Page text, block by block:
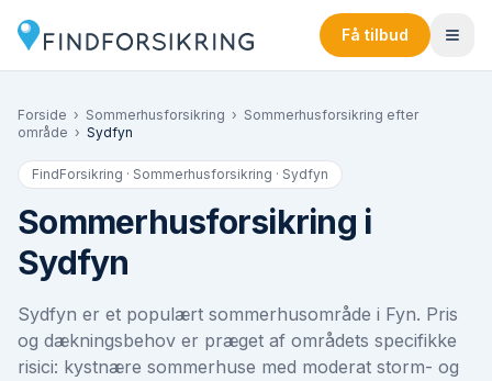
Få tilbud
Forside › Sommerhusforsikring › Sommerhusforsikring efter
område › Sydfyn
FindForsikring · Sommerhusforsikring · Sydfyn
Sommerhusforsikring i
Sydfyn
Sydfyn er et populært sommerhusområde i Fyn. Pris
og dækningsbehov er præget af områdets specifikke
risici: kystnære sommerhuse med moderat storm- og